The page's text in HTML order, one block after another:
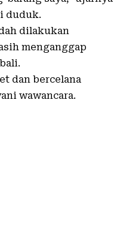
duduk.
dilakukan
menganggap
dan bercelana
wawancara.